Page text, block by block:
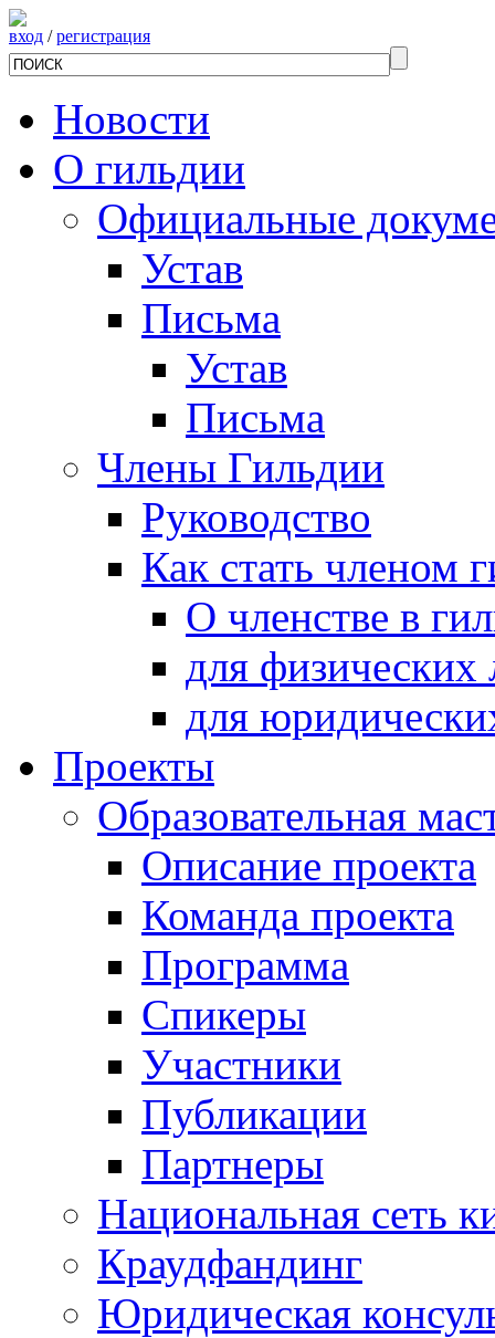
вход /регистрация
Новости
О гильдии
Официальные
Устав
Письма
Устав
Письма
Члены Гильдии
Руководство
Как стать членом
О членстве в
для физических
для
Проекты
Образовательная
Описание проекта
Команда проекта
Программа
Спикеры
Участники
Публикации
Партнеры
Национальная сеть
Краудфандинг
Юридическая